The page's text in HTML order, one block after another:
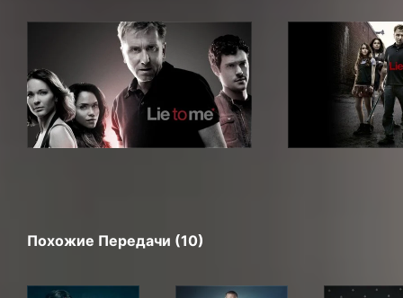
Похожие Передачи (10)